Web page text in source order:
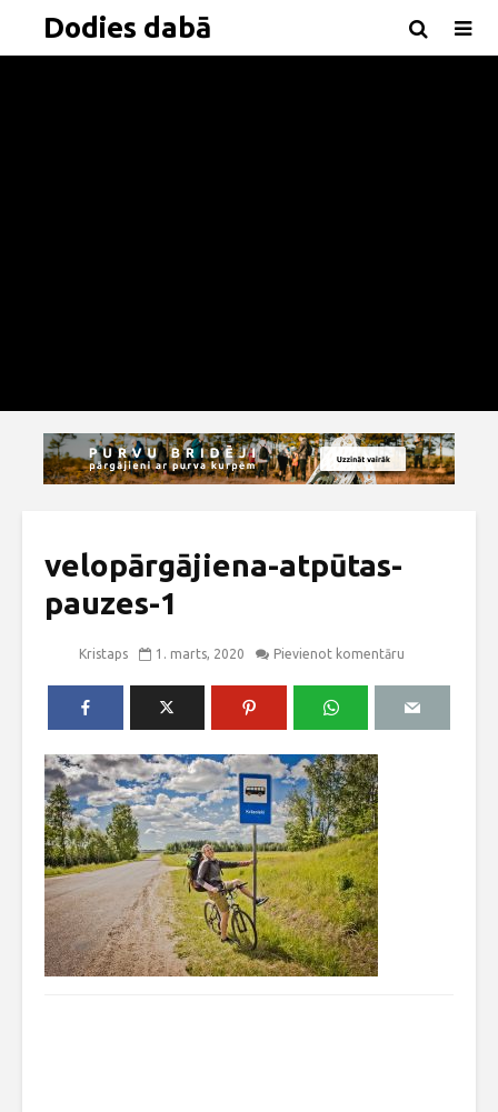
Dodies dabā
velopārgājiena-atpūtas-
pauzes-1
Kristaps 1. marts, 2020 Pievienot komentāru